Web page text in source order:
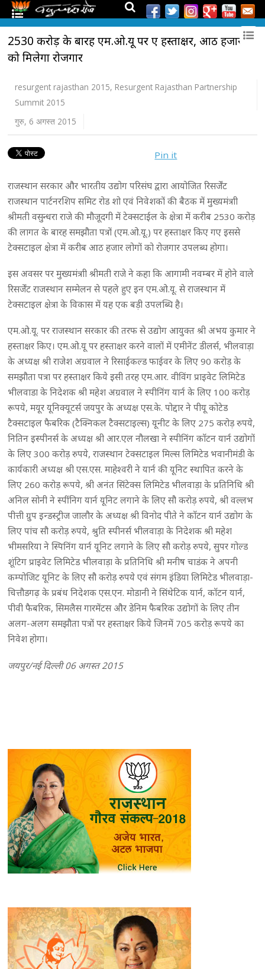
2530 करोड़ के बारह एम.ओ.यू पर हुए हस्ताक्षर, आठ हजार
को मिलेगा रोजगार
resurgent rajasthan 2015, Resurgent Rajasthan Partnership
Summit 2015
गुरु, 6 अगस्त 2015
Pin it
राजस्थान सरकार और भारतीय उद्योग परिसंघ द्वारा आयोजित रिसर्जेंट
राजस्थान पार्टनरशिप समिट रोड शो एवं निवेशकों की बैठक में मुख्यमंत्राी
श्रीमती वसुन्धरा राजे की मौजूदगी में टेक्सटाईल के क्षेत्रा में करीब 2530 करोड़
की लागत के बारह समझौता पत्रों (एम.ओ.यू.) पर हस्ताक्षर किए गए इससे
टेक्सटाइल क्षेत्रा में करीब आठ हजार लोगों को रोजगार उपलब्ध होगा।
इस अवसर पर मुख्यमंत्राी श्रीमती राजे ने कहा कि आगामी नवम्बर में होने वाले
रिसर्जेंट राजस्थान सम्मेलन से पहले हुए इन एम.ओ.यू. से राजस्थान में
टेक्सटाइल क्षेत्रा के विकास में यह एक बड़ी उपलब्धि है।
एम.ओ.यू. पर राजस्थान सरकार की तरफ से उद्योग आयुक्त श्री अभय कुमार ने
हस्ताक्षर किए। एम.ओ.यू पर हस्ताक्षर करने वालों में एमीनेंट डीलर्स, भीलवाड़ा
के अध्यक्ष श्री राजेश अग्रवाल ने रिसाईकल्ड फाईवर के लिए 90 करोड़ के
समझौता पत्रा पर हस्ताक्षर किये इसी तरह एम.आर. वीविंग प्राइवेट लिमिटेड
भीलवाडा के निदेशक श्री महेश अग्रवाल ने स्पीनिंग यार्न के लिए 100 करोड़
रूपये, मयूर यूनिक्यूटर्स जयपुर के अध्यक्ष एस.के. पोद्दार ने पीयू कोटेड
टैक्सटाइल फैबरिक (टैक्निकल टैक्सटाइल्स) यूनीट के लिए 275 करोड़ रुपये,
नितिन इस्पीनर्स के अध्यक्ष श्री आर.एल नौलखा ने स्पीनिंग काॅटन यार्न उद्योगों
के लिए 300 करोड़ रुपये, राजस्थान टेक्सटाइल मिल्स लिमिटेड भवानीमंडी के
कार्यकारी अध्यक्ष श्री एस.एस. माहेश्वरी ने यार्न की यूनिट स्थापित करने के
लिए 260 करोड़ रूपये, श्री अनंत सिंटेक्स लिमिटेड भीलवाड़ा के प्रतिनिधि श्री
अनिल सोनी ने स्पींनिग यार्न यूनिट लगाने के लिए सौ करोड़ रुपये, श्री वल्लभ
पीत्ती ग्रुप इन्डस्ट्रीज जालौर के अध्यक्ष श्री विनोद पीते ने काॅटन यार्न उद्योग के
लिए पांच सौ करोड़ रुपये, श्रुति स्पीनर्स भीलवाड़ा के निदेशक श्री महेश
भीमसरिया ने स्पिनिंग यार्न यूनिट लगाने के लिए सौ करोड़ रुपये, सुपर गोल्ड
शूंटिग प्राइवेट लिमिटेड भीलवाड़ा के प्रतिनिधि श्री मनीष चाडंक ने अपनी
कम्पोजिट यूनिट के लिए सौ करोड़ रुपये एवं संगम इंडिया लिमिटेड भीलवाड़ा-
चित्तौडगढ़ के प्रबंध निदेशक एस.एन. मोडानी ने सिंथेटिक यार्न, काॅटन यार्न,
पीवी फैबरिक, सिमलैस गारमेंटस और डेनिम फैबरिक उद्योगों के लिए तीन
अलग-अलग समझौता पत्रों पर हस्ताक्षर किये जिनमें 705 करोड़ रूपये का
निवेश होगा।
जयपुर/नई दिल्ली 06 अगस्त 2015